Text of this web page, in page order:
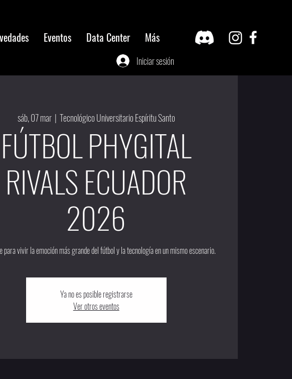
Eventos Data Center Más
Iniciar sesión
sáb, 07 mar
  |
Tecnológico Universitario Espíritu Santo
FÚTBOL PHYGITAL
RIVALS ECUADOR
2026
para vivir la emoción más grande del fútbol y la tecnología en un mismo escenario.
Ya no es posible registrarse
Ver otros eventos